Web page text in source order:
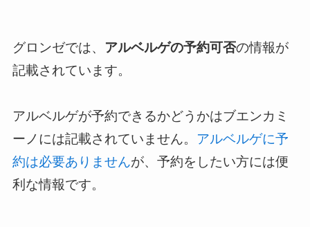
グロンゼでは、 アルベルゲの予約可否の情報が
記載されています。
アルベルゲが予約できるかどうかはブエンカミ
ーノには記載されていません。 アルベルゲに予
約は必要ありませんが、予約をしたい方には便
利な情報です。